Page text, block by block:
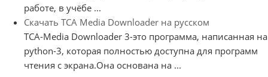
работе, в учёбе ...
Скачать TCA Media Downloader на русском
TCA-Media Downloader 3-это программа, написанная на
python-3, которая полностью доступна для программ
чтения с экрана.Она основана на ...